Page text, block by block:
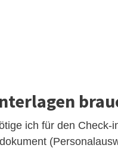
ich für den